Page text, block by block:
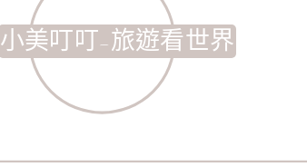
小美叮叮-旅遊看世界